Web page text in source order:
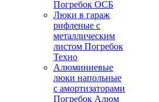
Погребок ОСБ
Люки в гараж
рифленые с
металлическим
листом Погребок
Техно
Алюминиевые
люки напольные
с амортизаторами
Погребок Алюм